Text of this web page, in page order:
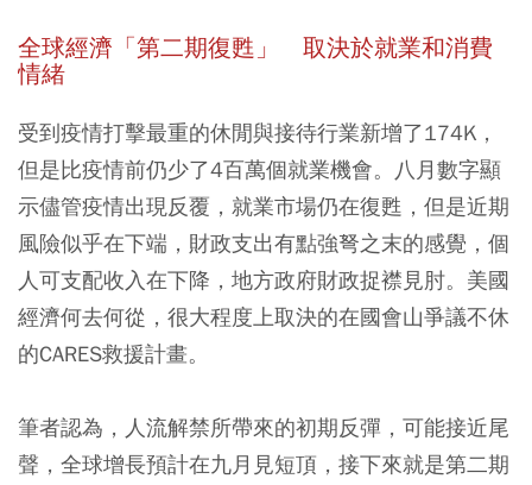
全球經濟「第二期復甦」 取決於就業和消費
情緒
受到疫情打擊最重的休閒與接待行業新增了174K，
但是比疫情前仍少了4百萬個就業機會。八月數字顯
示儘管疫情出現反覆，就業市場仍在復甦，但是近期
風險似乎在下端，財政支出有點強弩之末的感覺，個
人可支配收入在下降，地方政府財政捉襟見肘。美國
經濟何去何從，很大程度上取決的在國會山爭議不休
的CARES救援計畫。
筆者認為，人流解禁所帶來的初期反彈，可能接近尾
聲，全球增長預計在九月見短頂，接下來就是第二期